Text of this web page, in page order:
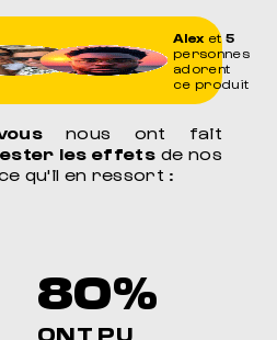
Alex et 5
personnes
adorent
ce produit
nous ont fait
les effets de nos
qu'il en ressort :
80%
ONT PU